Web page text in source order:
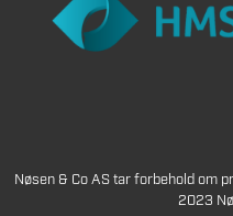
Nøsen & Co AS tar forbehold om
2023